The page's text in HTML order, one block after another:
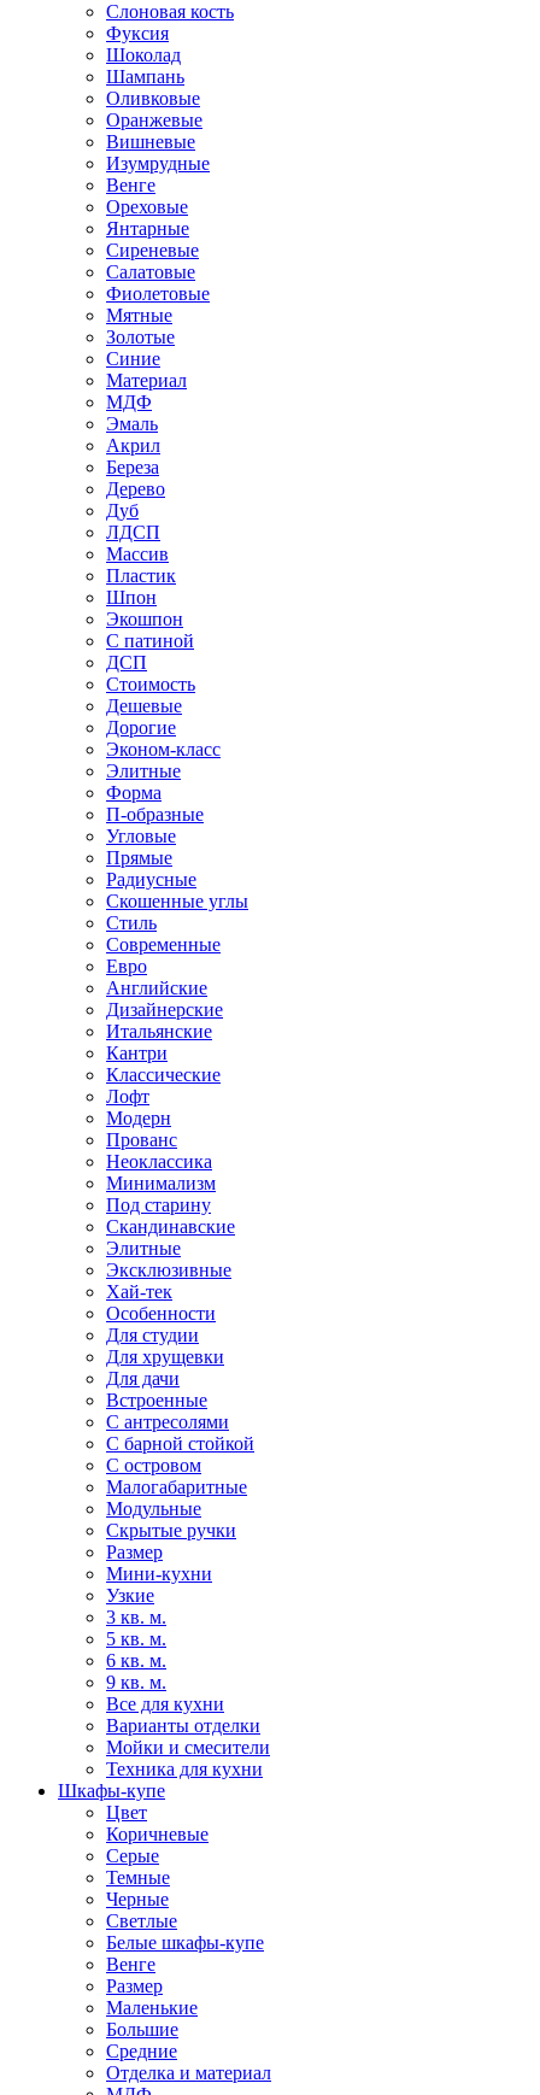
Слоновая кость
Фуксия
Шоколад
Шампань
Оливковые
Оранжевые
Вишневые
Изумрудные
Венге
Ореховые
Янтарные
Сиреневые
Салатовые
Фиолетовые
Мятные
Золотые
Синие
Материал
МДФ
Эмаль
Акрил
Береза
Дерево
Дуб
ЛДСП
Массив
Пластик
Шпон
Экошпон
С патиной
ДСП
Стоимость
Дешевые
Дорогие
Эконом-класс
Элитные
Форма
П-образные
Угловые
Прямые
Радиусные
Скошенные углы
Стиль
Современные
Евро
Английские
Дизайнерские
Итальянские
Кантри
Классические
Лофт
Модерн
Прованс
Неоклассика
Минимализм
Под старину
Скандинавские
Элитные
Эксклюзивные
Хай-тек
Особенности
Для студии
Для хрущевки
Для дачи
Встроенные
С антресолями
С барной стойкой
С островом
Малогабаритные
Модульные
Скрытые ручки
Размер
Мини-кухни
Узкие
3 кв. м.
5 кв. м.
6 кв. м.
9 кв. м.
Все для кухни
Варианты отделки
Мойки и смесители
Техника для кухни
Шкафы-купе
Цвет
Коричневые
Серые
Темные
Черные
Светлые
Белые шкафы-купе
Венге
Размер
Маленькие
Большие
Средние
Отделка и материал